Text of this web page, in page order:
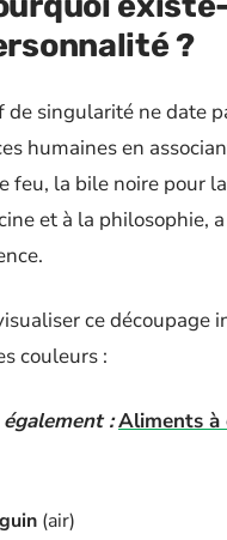
?
de singularité ne date
humaines en
feu, la bile noire pour
et à la philosophie,
ce découpage
couleurs :
:Aliments à
(air)